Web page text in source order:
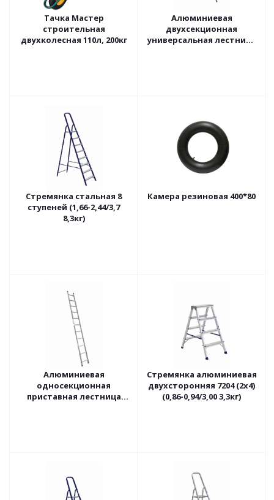
Тачка Мастер
строительная
двухколесная 110л, 200кг
Алюминиевая
двухсекционная
универсальная лестница
Стремянка стальная 8
ступеней (1,66-2,44/3,7
8,3кг)
Камера резиновая 400*80
Алюминиевая
односекционная
приставная лестница
Стремянка алюминиевая
двухсторонняя 7204 (2х4)
(0,86-0,94/3,00 3,3кг)